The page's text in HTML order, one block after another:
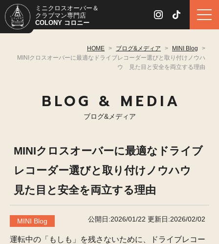
ミニクロスオーバー＆
クラブマン専門店
COLONY コロニー
HOME > ブログ&メディア > MINI Blog
>
MINIクロスオーバーに最適なドライブレコーダー選びと取り付けノウハ
ウ 見た目と安全を両立する理由
BLOG & MEDIA
ブログ&メディア
MINIクロスオーバーに最適なドライブ
レコーダー選びと取り付けノウハウ
見た目と安全を両立する理由
MINI Blog 公開日:2026/01/22 更新日:2026/02/02
運転中の「もしも」を残さないために、ドライブレコー